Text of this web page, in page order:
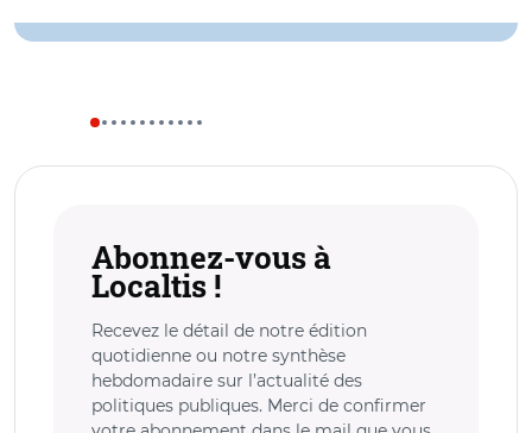
Abonnez-vous à
Localtis !
Recevez le détail de notre édition
quotidienne ou notre synthèse
hebdomadaire sur l’actualité des
politiques publiques. Merci de confirmer